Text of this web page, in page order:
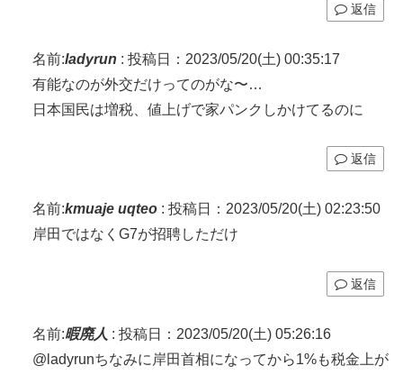
返信
名前:ladyrun : 投稿日：2023/05/20(土) 00:35:17
有能なのが外交だけってのがな〜…
日本国民は増税、値上げで家パンクしかけてるのに
返信
名前:kmuaje uqteo : 投稿日：2023/05/20(土) 02:23:50
岸田ではなくG7が招聘しただけ
返信
名前:暇廃人 : 投稿日：2023/05/20(土) 05:26:16
@ladyrunちなみに岸田首相になってから1%も税金上が